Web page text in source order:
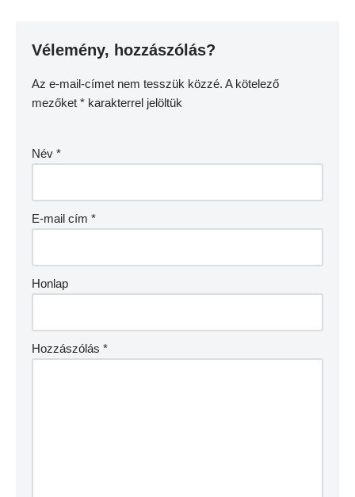
Vélemény, hozzászólás?
Az e-mail-címet nem tesszük közzé. A kötelező
mezőket * karakterrel jelöltük
Név *
E-mail cím *
Honlap
Hozzászólás *